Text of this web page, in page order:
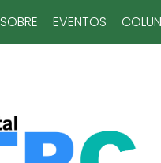
SOBRE EVENTOS